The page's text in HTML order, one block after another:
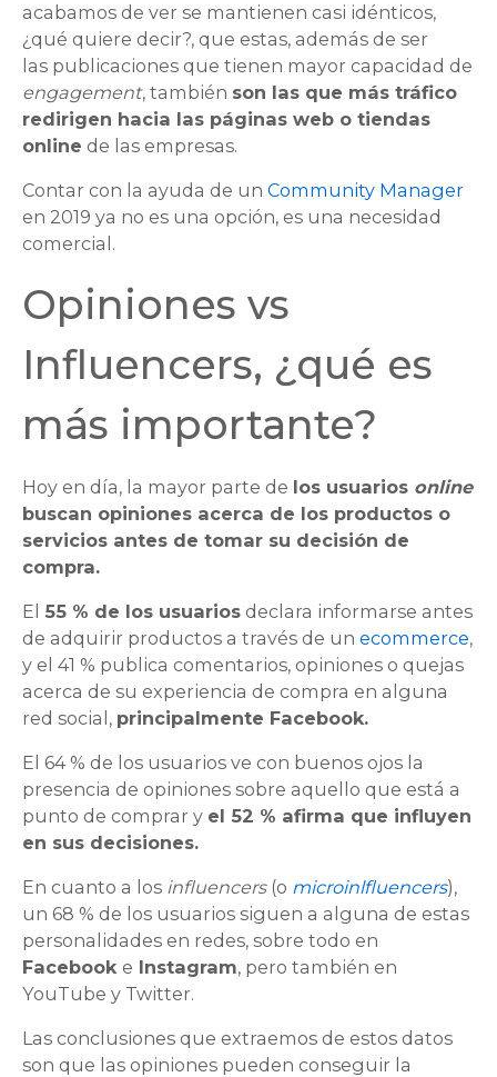
acabamos de ver se mantienen casi idénticos,
¿qué quiere decir?, que estas, además de ser
las publicaciones que tienen mayor capacidad de
engagement, también son las que más tráfico
redirigen hacia las páginas web o tiendas
online de las empresas.
Contar con la ayuda de un Community Manager
en 2019 ya no es una opción, es una necesidad
comercial.
Opiniones vs
Influencers, ¿qué es
más importante?
Hoy en día, la mayor parte de los usuarios online
buscan opiniones acerca de los productos o
servicios antes de tomar su decisión de
compra.
El 55 % de los usuarios declara informarse antes
de adquirir productos a través de un ecommerce,
y el 41 % publica comentarios, opiniones o quejas
acerca de su experiencia de compra en alguna
red social, principalmente Facebook.
El 64 % de los usuarios ve con buenos ojos la
presencia de opiniones sobre aquello que está a
punto de comprar y el 52 % afirma que influyen
en sus decisiones.
En cuanto a los influencers (o microinlfluencers),
un 68 % de los usuarios siguen a alguna de estas
personalidades en redes, sobre todo en
Facebook e Instagram, pero también en
YouTube y Twitter.
Las conclusiones que extraemos de estos datos
son que las opiniones pueden conseguir la